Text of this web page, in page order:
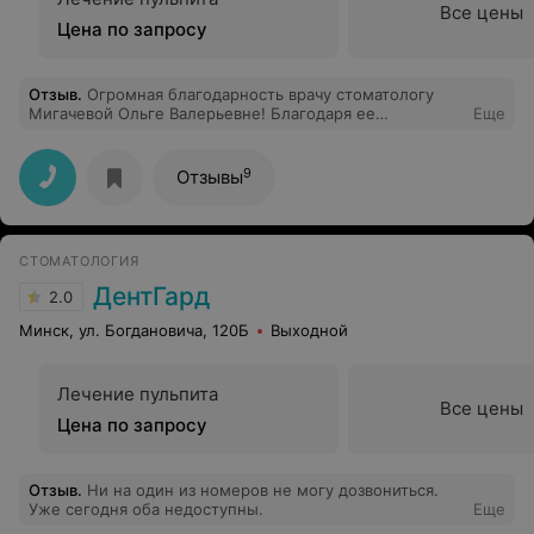
Цена по запросу
Все цены
Отзыв. Огромная благодарность врачу стоматологу
Мигачевой Ольге Валерьевне! Благодаря ее
Даже не надеялась на такое чудо! До нее зубы
Еще
Отзывы9
СТОМАТОЛОГИЯ
2.0 ДентГард
Минск, ул. Богдановича, 120Б Выходной
Лечение пульпита
Цена по запросу
Все цены
Отзыв. Ни на один из номеров не могу дозвониться.
Уже сегодня оба недоступны.
Еще